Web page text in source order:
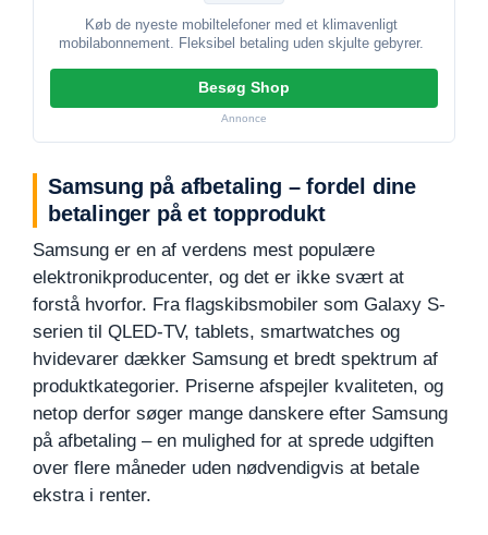
Køb de nyeste mobiltelefoner med et klimavenligt
mobilabonnement. Fleksibel betaling uden skjulte gebyrer.
Besøg Shop
Annonce
Samsung på afbetaling – fordel dine
betalinger på et topprodukt
Samsung er en af verdens mest populære
elektronikproducenter, og det er ikke svært at
forstå hvorfor. Fra flagskibsmobiler som Galaxy S-
serien til QLED-TV, tablets, smartwatches og
hvidevarer dækker Samsung et bredt spektrum af
produktkategorier. Priserne afspejler kvaliteten, og
netop derfor søger mange danskere efter Samsung
på afbetaling – en mulighed for at sprede udgiften
over flere måneder uden nødvendigvis at betale
ekstra i renter.